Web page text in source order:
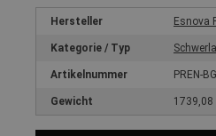
Hersteller Esnova
Kategorie / Typ
Artikelnummer PREN-
Gewicht 1739,08